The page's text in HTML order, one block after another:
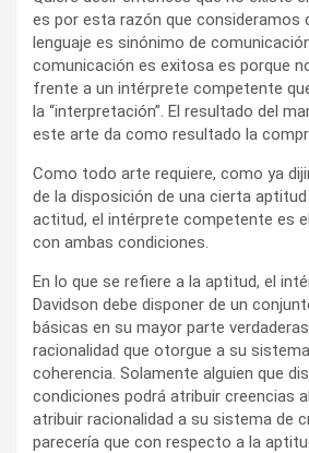
es por esta razón que consideramos
lenguaje es sinónimo de
comunicación es exitosa es porque
frente a un intérprete competente
la “interpretación”. El resultado del
este arte da como resultado la
Como todo arte requiere, como ya
de la disposición de una cierta
actitud, el intérprete competente es
con ambas condiciones.
En lo que se refiere a la aptitud, el
Davidson debe disponer de un
básicas en su mayor parte
racionalidad que otorgue a su
coherencia. Solamente alguien que
condiciones podrá atribuir creencias
atribuir racionalidad a su sistema de
parecería que con respecto a la